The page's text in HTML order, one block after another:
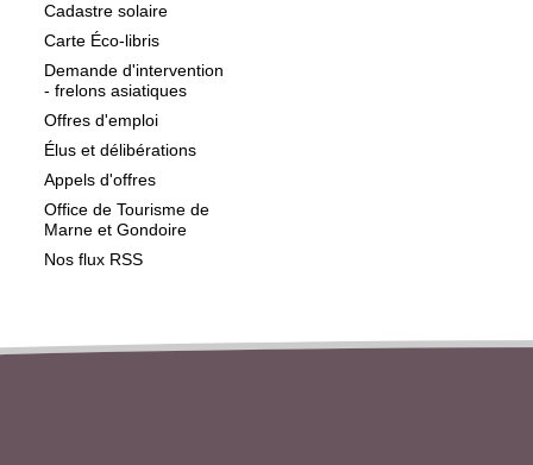
Cadastre solaire
Carte Éco-libris
Demande d'intervention
- frelons asiatiques
Offres d'emploi
Élus et délibérations
Appels d'offres
Office de Tourisme de
Marne et Gondoire
Nos flux RSS